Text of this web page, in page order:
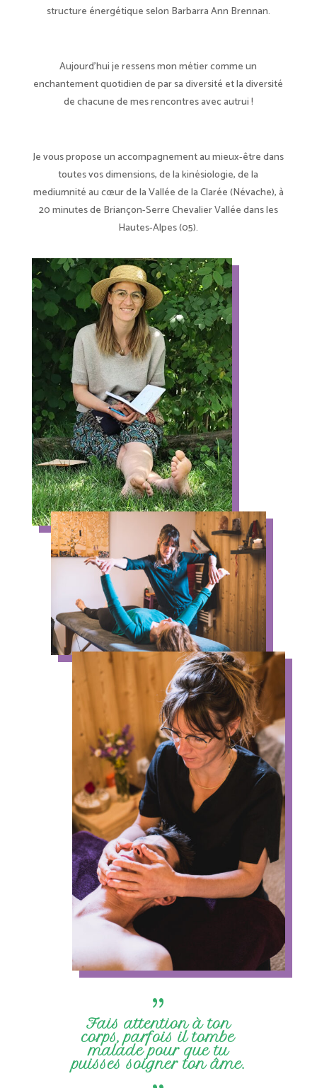
structure énergétique selon Barbarra Ann Brennan.
Aujourd’hui je ressens mon métier comme un
enchantement quotidien de par sa diversité et la diversité
de chacune de mes rencontres avec autrui !
Je vous propose un accompagnement au mieux-être dans
toutes vos dimensions, de la kinésiologie, de la
mediumnité au cœur de la Vallée de la Clarée (Névache), à
20 minutes de Briançon-Serre Chevalier Vallée dans les
Hautes-Alpes (05).
{
Fais attention à ton
corps, parfois il tombe
malade pour que tu
puisses soigner ton âme.